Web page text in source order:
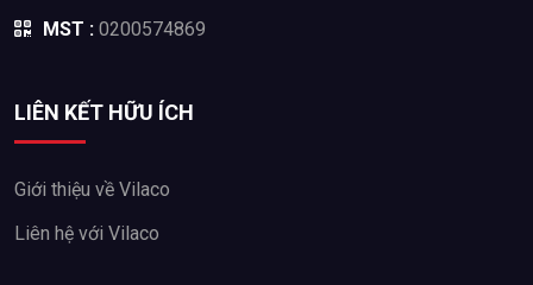
MST : 0200574869
LIÊN KẾT HỮU ÍCH
Giới thiệu về Vilaco
Liên hệ với Vilaco